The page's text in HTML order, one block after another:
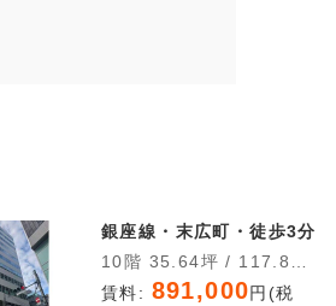
銀座線・末広町・徒歩3分
10階 35.64坪 / 117.82
㎡
賃料: 891,000円(税